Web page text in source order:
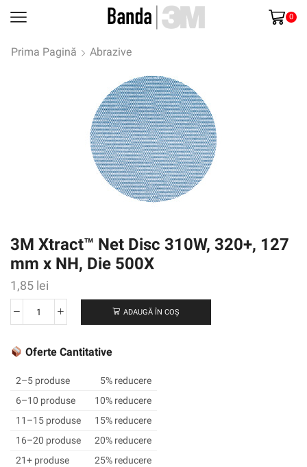
0
Prima Pagină Abrazive
3M Xtract™ Net Disc 310W, 320+, 127
mm x NH, Die 500X
1,85 lei
Cantitate
Xtract™
Disc
310W,
320+,
127
mm
ADAUGĂ ÎN COȘ
Oferte Cantitative
2–5 produse
5% reducere
6–10 produse
10% reducere
11–15 produse
15% reducere
16–20 produse
20% reducere
21+ produse
25% reducere